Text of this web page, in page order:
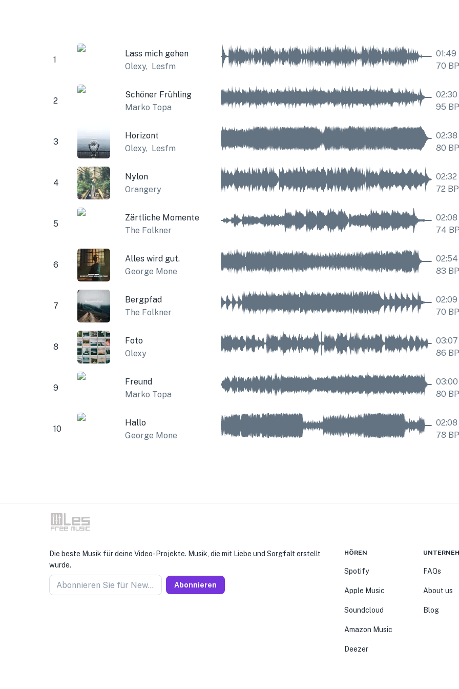
1
Lass mich gehen
Olexy, Lesfm
01:49
70
2
Schöner Frühling
Marko Topa
02:30
95
3
Horizont
Olexy, Lesfm
02:38
80
4
Nylon
Orangery
02:32
72
5
Zärtliche Momente
The Folkner
02:08
74
6
Alles wird gut.
George Mone
02:54
83
7
Bergpfad
The Folkner
02:09
70
8
Foto
Olexy
03:07
86
9
Freund
Marko Topa
03:00
80
10
Hallo
George Mone
02:08
78
Die beste Musik für deine Video-Projekte. Musik, die mit Liebe und Sorgfalt erstellt
wurde.
Abonnieren Sie für Newseller Abonnieren
HÖREN
Spotify
Apple Music
Soundcloud
Amazon Music
Deezer
FAQs
About us
Blog